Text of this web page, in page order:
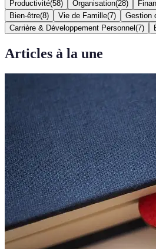
Productivité(58) Organisation(28)
Bien-être(8) Vie de Famille(7) Gestion
Carrière & Développement Personnel (7)
Articles à la une